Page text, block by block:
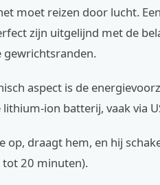
moet reizen door lucht.
zijn uitgelijnd met de
gewrichtsranden.
aspect is de
ion batterij, vaak via
op, draagt hem, en hij
20 minuten).